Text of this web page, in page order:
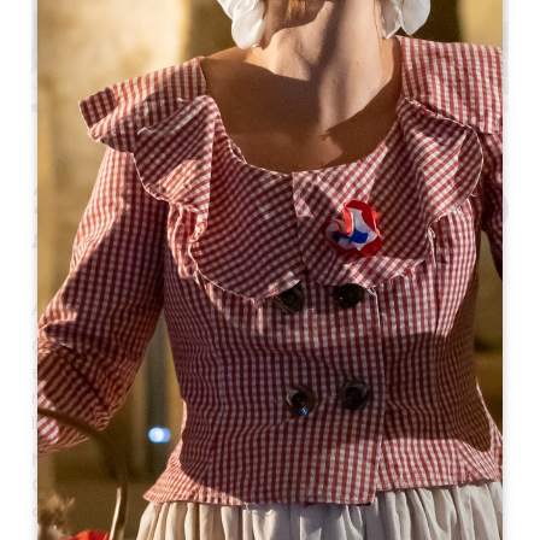
279,00€
PARA 2 PESSOAS
Adicionar ao cesto
A fotografia da caixa de oferta não é contratual.
Com esta caixa de oferta Saint-Émilion Discovery,
explore os locais de visita obrigatória da cidade
medieval de Saint-Émilion, um verdadeiro museu ao ar
livre, em apenas 2 dias!
Não precisa de se preocupar, nós tratamos de tudo!
Organizamos a sua estadia para que possa relaxar
com toda a tranquilidade.